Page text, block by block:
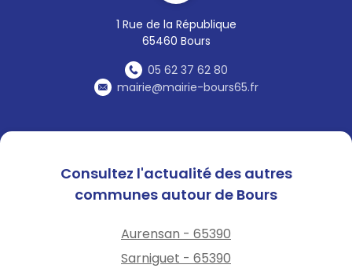
1 Rue de la République
65460 Bours
05 62 37 62 80
mairie@mairie-bours65.fr
Consultez l'actualité des autres
communes autour de Bours
Aurensan - 65390
Sarniguet - 65390